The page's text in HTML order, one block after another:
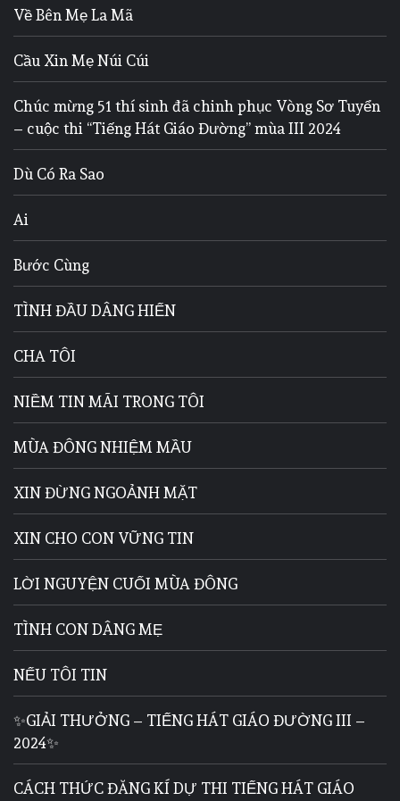
Về Bên Mẹ La Mã
Cầu Xin Mẹ Núi Cúi
Chúc mừng 51 thí sinh đã chinh phục Vòng Sơ Tuyển
– cuộc thi “Tiếng Hát Giáo Đường” mùa III 2024
Dù Có Ra Sao
Ai
Bước Cùng
TÌNH ĐẦU DÂNG HIẾN
CHA TÔI
NIỀM TIN MÃI TRONG TÔI
MÙA ĐÔNG NHIỆM MẦU
XIN ĐỪNG NGOẢNH MẶT
XIN CHO CON VỮNG TIN
LỜI NGUYỆN CUỐI MÙA ĐÔNG
TÌNH CON DÂNG MẸ
NẾU TÔI TIN
✨GIẢI THƯỞNG – TIẾNG HÁT GIÁO ĐƯỜNG III –
2024✨
CÁCH THỨC ĐĂNG KÍ DỰ THI TIẾNG HÁT GIÁO